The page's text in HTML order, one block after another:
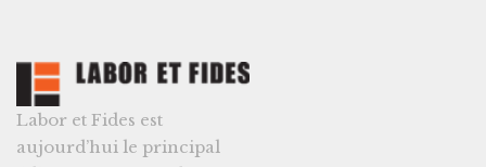
Labor et Fides est
aujourd’hui le principal